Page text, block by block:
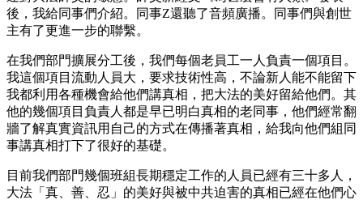
後，我給同事們介紹。同事Z還聽了音頻廣播。同事們與創世
主有了更進一步的聯繫。
在我們部門擴展分工後，我們每個老員工一人負責一個項目。
我這個項目流動人員大，要求技術性高，不論新人能不能留下
我都利用各種機會給他們講真相，把大法的美好留給他們。其
他的幾個項目負責人都是早已明白真相的老同事，他們經常翻
牆了解真實資訊用自己的方式在傳播著真相，給我向他們組同
事講真相打下了很好的基礎。
目前我們部門幾個班組長期穩定工作的人員已經有三十多人，
大法「真、善、忍」的美好與被中共迫害的真相已經在他們心